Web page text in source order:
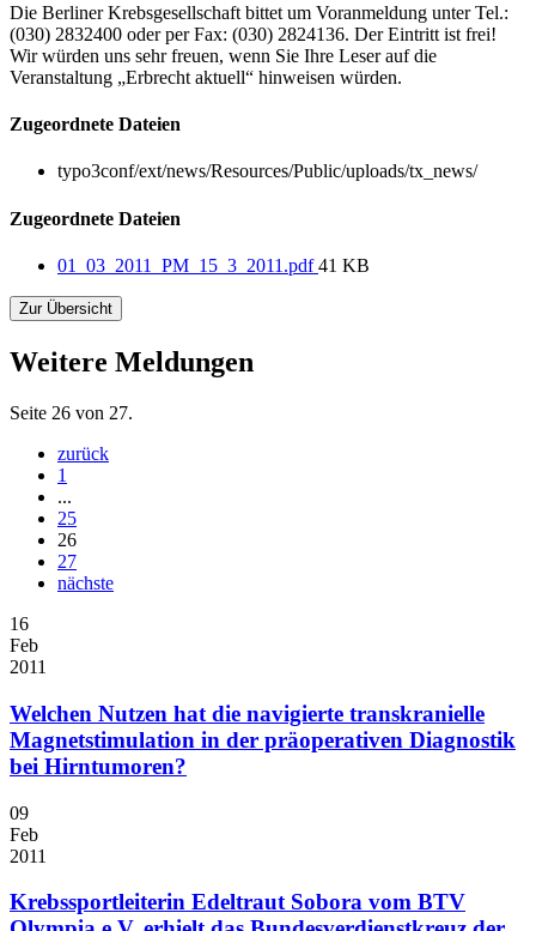
Die Berliner Krebsgesellschaft bittet um Voranmeldung unter Tel.:
(030) 2832400 oder per Fax: (030) 2824136. Der Eintritt ist frei!
Wir würden uns sehr freuen, wenn Sie Ihre Leser auf die
Veranstaltung „Erbrecht aktuell“ hinweisen würden.
Zugeordnete Dateien
typo3conf/ext/news/Resources/Public/uploads/tx_news/
Zugeordnete Dateien
01_03_2011_PM_15_3_2011.pdf41 KB
Zur Übersicht
Weitere Meldungen
Seite 26 von 27.
zurück
1
...
25
26
27
nächste
16
Feb
2011
Welchen Nutzen hat die navigierte transkranielle
Magnetstimulation in der präoperativen Diagnostik
bei Hirntumoren?
09
Feb
2011
Krebssportleiterin Edeltraut Sobora vom BTV